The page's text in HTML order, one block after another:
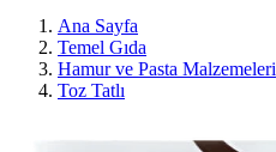
Ana Sayfa
Temel Gıda
Hamur ve Pasta Malzemeleri
Toz Tatlı